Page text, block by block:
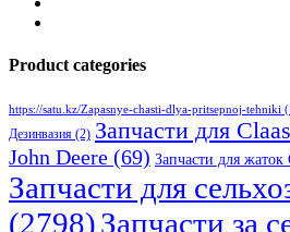
Product categories
https://satu.kz/Zapasnye-chasti-dlya-pritsepnoj-tehniki
Дезинвазия (2) Запчасти для Claas
John Deere (69) Запчасти для
Запчасти для
(2798)Запчасти за